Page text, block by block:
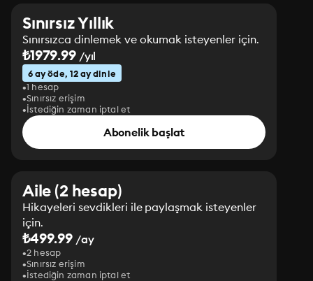
Sınırsız Yıllık
Sınırsızca dinlemek ve okumak isteyenler için.
₺1979.99/yıl
6 ay öde, 12 ay dinle
1 hesap
Sınırsız erişim
İstediğin zaman iptal et
Abonelik başlat
Aile (2 hesap)
Hikayeleri sevdikleri ile paylaşmak isteyenler
için.
₺499.99 /ay
2 hesap
Sınırsız erişim
İstediğin zaman iptal et